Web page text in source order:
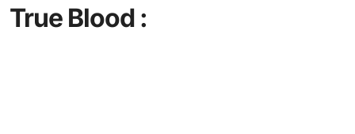
True Blood :